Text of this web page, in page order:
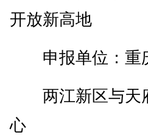
开放新高地
申报单位：重
两江新区与天
心